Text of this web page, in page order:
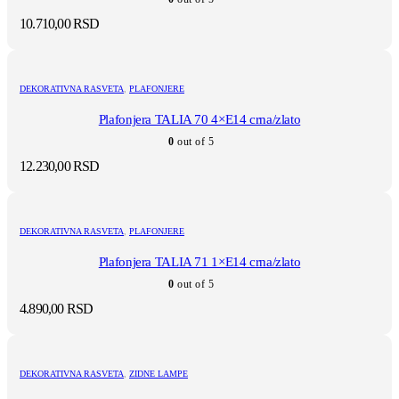
10.710,00RSD
DEKORATIVNA RASVETA PLAFONJERE
Plafonjera TALIA 70 4×E14 crna/zlato
0 out of 5
12.230,00RSD
DEKORATIVNA RASVETA PLAFONJERE
Plafonjera TALIA 71 1×E14 crna/zlato
0 out of 5
4.890,00RSD
DEKORATIVNA RASVETA ZIDNE LAMPE